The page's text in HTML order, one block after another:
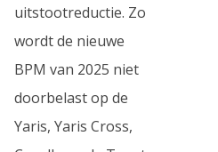
uitstootreductie. Zo
wordt de nieuwe
BPM van 2025 niet
doorbelast op de
Yaris, Yaris Cross,